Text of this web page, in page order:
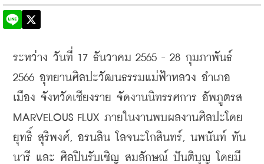
ระหว่าง วันที่ 17 ธันวาคม 2565 - 28 กุมภาพันธ์
2566 อุทยานศิลปะวัฒนธรรมแม่ฟ้าหลวง อำเภอ
เมือง จังหวัดเชียงราย จัดงานนิทรรศการ อัพภูตรส
MARVELOUS FLUX ภายในงานพบผลงานศิลปะโดย
ยุทธิ์ สุริพงศ์, อรนลิน โลจนะโกสินทร์, นพนันท์ ทัน
นารี และ ศิลปินรับเชิญ สมลักษณ์ ปันติบุญ โดยมี